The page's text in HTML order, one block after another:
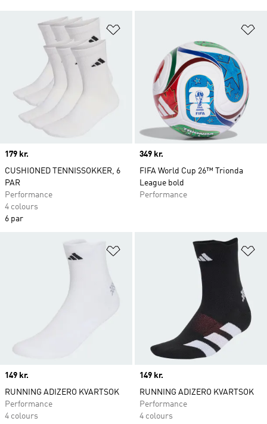
Price
179 kr.
CUSHIONED TENNISSOKKER, 6
PAR
Performance
4 colours
6 par
Price
349 kr.
FIFA World Cup 26™ Trionda
League bold
Performance
Price
149 kr.
RUNNING ADIZERO KVARTSOK
Performance
4 colours
Price
149 kr.
RUNNING ADIZERO KVARTSOK
Performance
4 colours